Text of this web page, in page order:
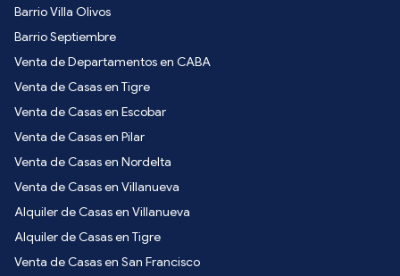
Barrio Villa Olivos
Barrio Septiembre
Venta de Departamentos en CABA
Venta de Casas en Tigre
Venta de Casas en Escobar
Venta de Casas en Pilar
Venta de Casas en Nordelta
Venta de Casas en Villanueva
Alquiler de Casas en Villanueva
Alquiler de Casas en Tigre
Venta de Casas en San Francisco